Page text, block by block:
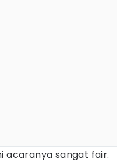
acaranya sangat fair.